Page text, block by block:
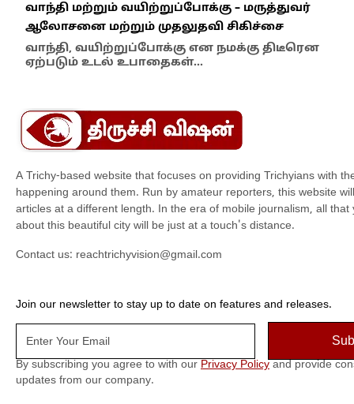
வாந்தி மற்றும் வயிற்றுப்போக்கு – மருத்துவர்
ஆலோசனை மற்றும் முதலுதவி சிகிச்சை
வாந்தி, வயிற்றுப்போக்கு என நமக்கு திடீரென
ஏற்படும் உடல் உபாதைகள்…
A Trichy-based website that focuses on providing Trichyians with
happening around them. Run by amateur reporters, this website
articles at a different length. In the era of mobile journalism, all that
about this beautiful city will be just at a touch's distance.
Contact us: reachtrichyvision@gmail.com
Join our newsletter to stay up to date on features and releases.
By subscribing you agree to with our Privacy Policy and provide
updates from our company.